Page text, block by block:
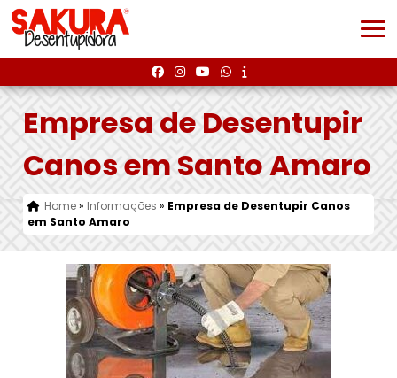
Empresa de Desentupir
Canos em Santo Amaro
Home» Informações » Empresa de Desentupir Canos
em Santo Amaro